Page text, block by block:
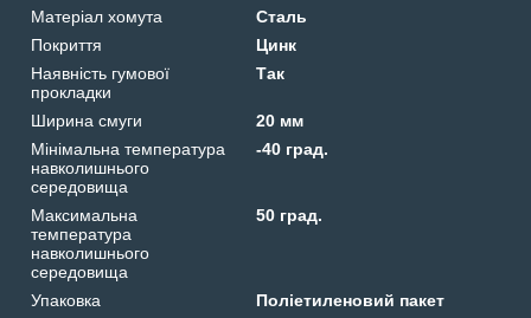
Матеріал хомута
Сталь
Покриття
Цинк
Наявність гумової
прокладки
Так
Ширина смуги
20 мм
Мінімальна температура
навколишнього
середовища
-40 град.
Максимальна
температура
навколишнього
середовища
50 град.
Упаковка
Поліетиленовий пакет